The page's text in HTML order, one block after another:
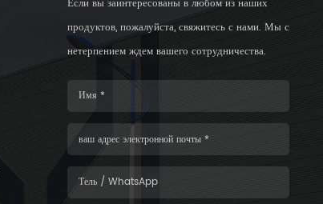
Если вы заинтересованы в любом из наших
продуктов, пожалуйста, свяжитесь с нами. Мы с
нетерпением ждем вашего сотрудничества.